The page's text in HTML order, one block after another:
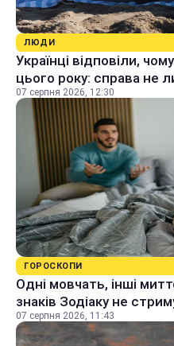
ЛЮДИ
Українці відповіли,
цього року: справа не
07 серпня 2026, 12:30
ГОРОСКОПИ
Одні мовчать, інші
знаків Зодіаку не
07 серпня 2026, 11:43